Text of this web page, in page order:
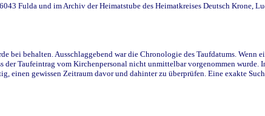
Fulda und im Archiv der Heimatstube des Heimatkreises Deutsch Krone,
bei behalten. Ausschlaggebend war die Chronologie des Taufdatums.
der Taufeintrag vom Kirchenpersonal nicht unmittelbar vorgenommen
einen gewissen Zeitraum davor und dahinter zu überprüfen. Eine exakte